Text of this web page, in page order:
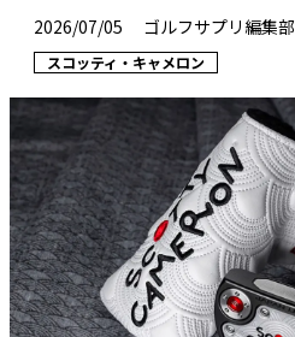
2026/07/05 ゴルフサプリ編集部
スコッティ・キャメロン